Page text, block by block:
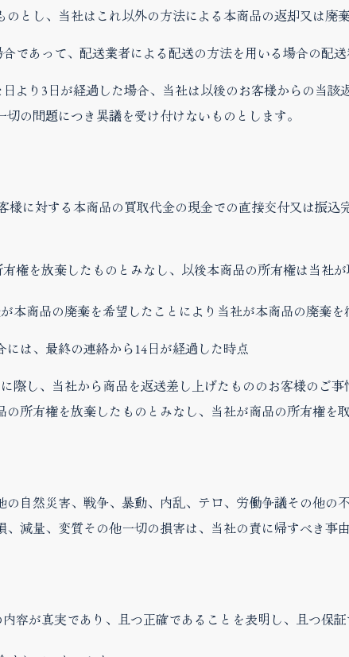
とし、当社はこれ以外の方法による本商品の返却又は廃
であって、配送業者による配送の方法を用いる場合の配送
より3日が経過した場合、当社は以後のお客様からの当
の問題につき異議を受け付けないものとします。
様に対する本商品の買取代金の現金での直接交付又は振
権を放棄したものとみなし、以後本商品の所有権は当社が
本商品の廃棄を希望したことにより当社が本商品の廃棄
は、最終の連絡から14日が経過した時点
際し、当社から商品を返送差し上げたもののお客様のご
所有権を放棄したものとみなし、当社が商品の所有権を取
自然災害、戦争、暴動、内乱、テロ、労働争議その他の
減量、変質その他一切の損害は、当社の責に帰すべき事
容が真実であり、且つ正確であることを表明し、且つ保証